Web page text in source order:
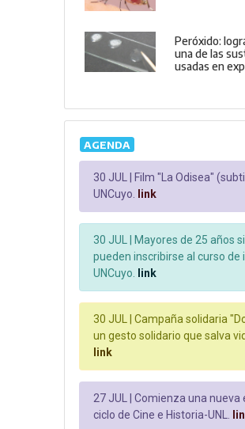
Peróxido:
una de las
usadas en
AGENDA
30 JUL |
Film "La Odisea"
UNCuyo.
link
30 JUL |
Mayores de 25 años
pueden inscribirse al curso de
UNCuyo.
link
30 JUL |
Campaña solidaria
un gesto solidario que salva
link
27 JUL |
Comienza una nueva
ciclo de Cine e Historia-UNL.